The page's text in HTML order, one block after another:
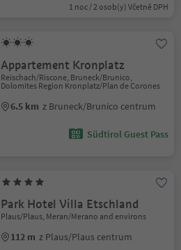
1 noc / 2 osob(y) Včetně DPH
Appartement Kronplatz
Reischach/Riscone, Bruneck/Brunico,
Dolomites Region Kronplatz/Plan de Corones
6.5 km z Bruneck/Brunico centrum
Südtirol Guest Pass
Park Hotel Villa Etschland
Plaus/Plaus, Meran/Merano and environs
112 m z Plaus/Plaus centrum